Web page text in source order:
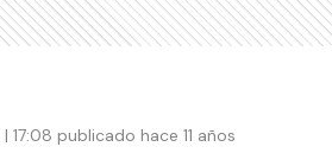
publicado hace 11 años